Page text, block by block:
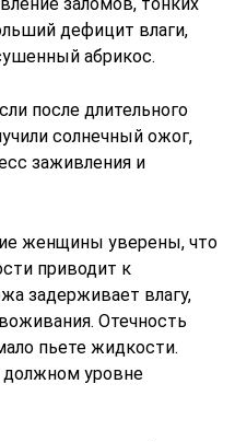
дефицит влаги,
абрикос.
после длительного
солнечный ожог,
заживления и
женщины уверены, что
приводит к
задерживает влагу,
Отечность
пьете жидкости.
должном уровне